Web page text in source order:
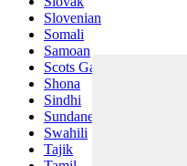
Slovenian
Somali
Samoan
Scots Gaelic
Shona
Sindhi
Sundanese
Swahili
Tajik